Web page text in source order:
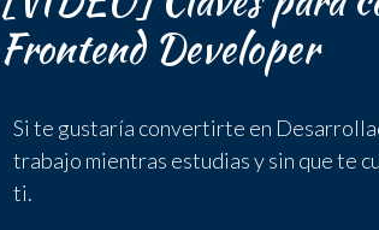
Frontend Developer
Si te gustaría convertirte en
trabajo mientras estudias y sin que te
ti.